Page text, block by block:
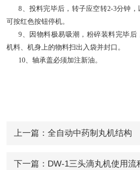
8、投料完毕后，转子应空转2-3分钟，
可按红色按钮停机。
9、因物料极易吸潮，粉碎装料完毕
机料、机身上的物料扫出入袋并封口。
10、轴承盖必须加注新油。
上一篇： 全自动中药制丸机结构
下一篇： DW-1三头滴丸机使用流